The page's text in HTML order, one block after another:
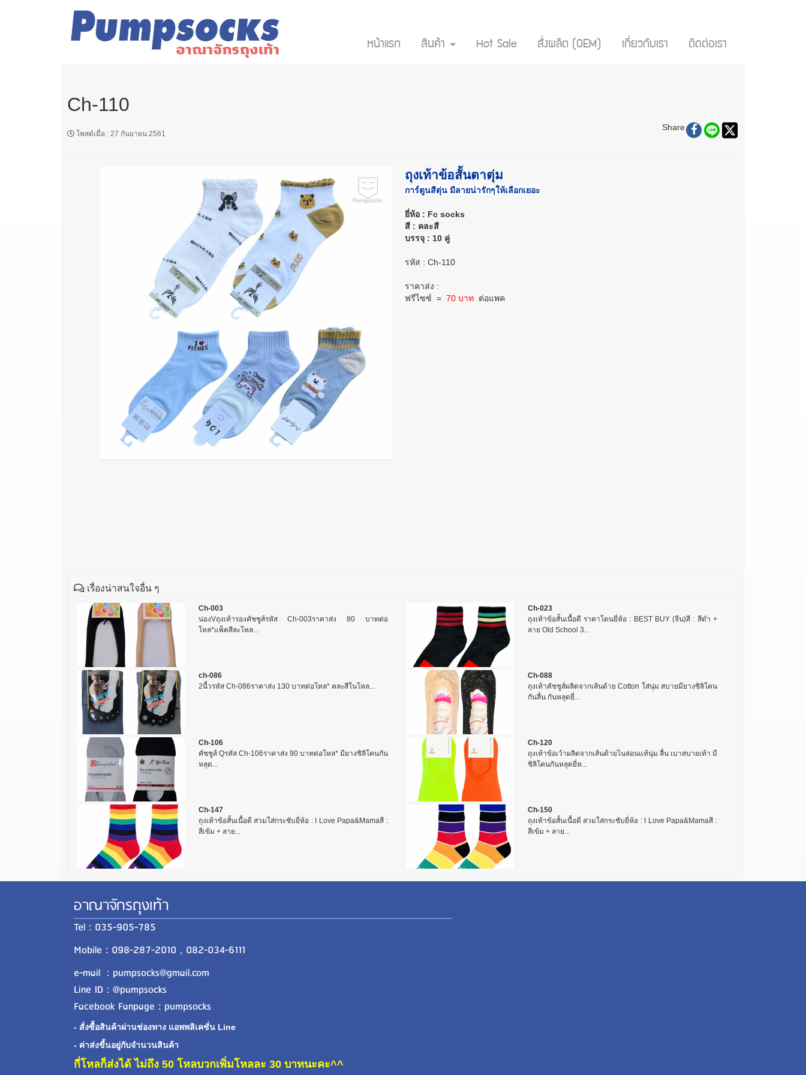
หน้าแรก สินค้า Hot Sale สั่งผลิต (OEM) เกี่ยวกับเรา ติดต่อเรา
Ch-110
โพสต์เมื่อ : 27 กันยายน 2561
Share
ถุงเท้าข้อสั้นตาตุ่ม
การ์ตูนสีตุ่น มีลายน่ารักๆให้เลือกเยอะ
ยี่ห้อ : Fc socks
สี : คละสี
บรรจุ : 10 คู่
รหัส : Ch-110
ราคาส่ง :
ฟรีไซซ์ = 70 บาท ต่อแพค
เรื่องน่าสนใจอื่น ๆ
Ch-003
น่องVถุงเท้ารองคัชชูส์รหัส Ch-003ราคาส่ง 80 บาทต่อ
โหล*แพ็คสีละโหล...
Ch-023
ถุงเท้าข้อสั้นเนื้อดี ราคาโดนยี่ห้อ : BEST BUY (จีน)สี : สีดำ +
ลาย Old School 3...
ch-086
2นื้วรหัส Ch-086ราคาส่ง 130 บาทต่อโหล* คละสีในโหล...
Ch-088
ถุงเท้าคัชชูส์ผลิตจากเส้นด้าย Cotton ใส่นุ่ม สบายมียางซิลิโคน
กันลื่น กันหลุดยี่...
Ch-106
คัชชูส์ Qรหัส Ch-106ราคาส่ง 90 บาทต่อโหล* มียางซิลิโคนกัน
หลุด...
Ch-120
ถุงเท้าข้อเว้าผลิตจากเส้นด้ายไนล่อนแท้นุ่ม ลื่น เบาสบายเท้า มี
ซิลิโคนกันหลุดยี่ห...
Ch-147
ถุงเท้าข้อสั้นเนื้อดี สวมใส่กระชับยี่ห้อ : I Love Papa&Mamaสี :
สีเข้ม + ลาย...
Ch-150
ถุงเท้าข้อสั้นเนื้อดี สวมใส่กระชับยี่ห้อ : I Love Papa&Mamaสี :
สีเข้ม + ลาย...
อาณาจักรถุงเท้า
Tel : 035-905-785
Mobile : 098-287-2010 , 082-034-6111
e-mail : pumpsocks@gmail.com
Line ID : @pumpsocks
Facebook Fanpage : pumpsocks
- สั่งซื้อสินค้าผ่านช่องทาง แอพพลิเคชั่น Line
- ค่าส่งขี้นอยู่กับจำนวนสินค้า
กี่โหลก็ส่งได้ ไม่ถึง 50 โหลบวกเพิ่มโหลละ 30 บาทนะคะ^^